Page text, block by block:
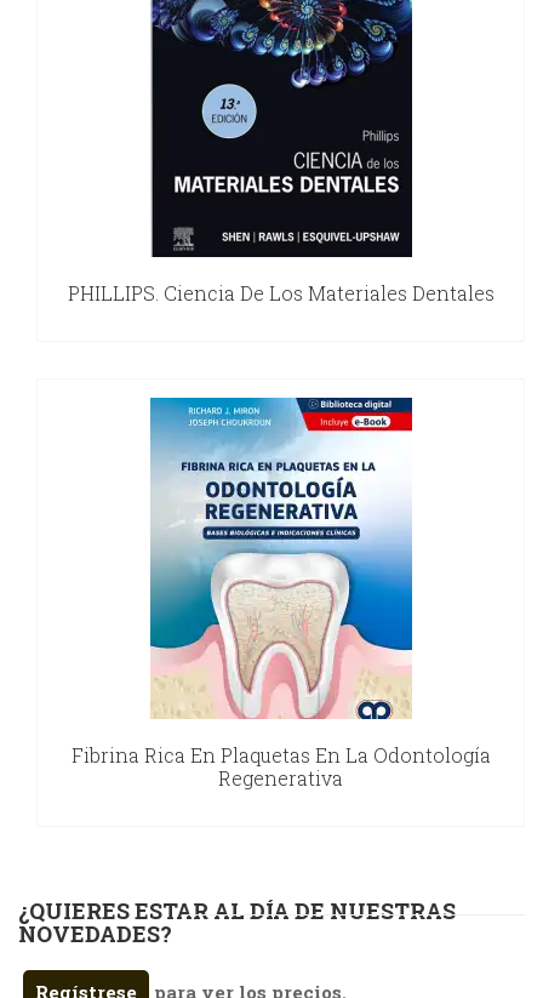
PHILLIPS. Ciencia De Los Materiales Dentales
Fibrina Rica En Plaquetas En La Odontología
Regenerativa
¿QUIERES ESTAR AL DÍA DE NUESTRAS
NOVEDADES?
Regístrese para ver los precios.